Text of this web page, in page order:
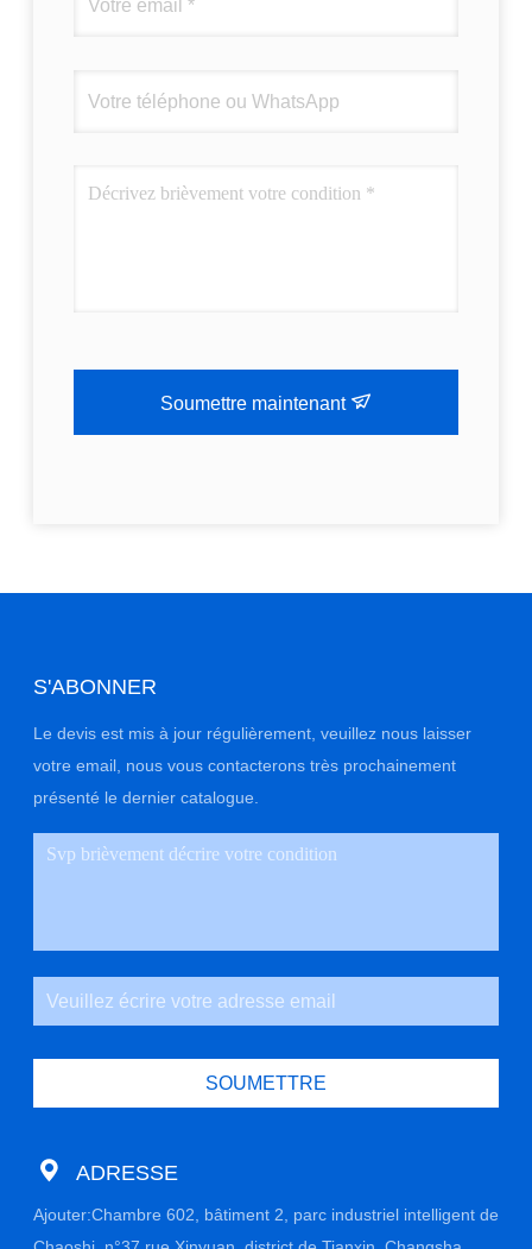
Soumettre maintenant
S'ABONNER
Le devis est mis à jour régulièrement, veuillez nous laisser
votre email, nous vous contacterons très prochainement
présenté le dernier catalogue.
SOUMETTRE
ADRESSE
Ajouter:Chambre 602, bâtiment 2, parc industriel intelligent de